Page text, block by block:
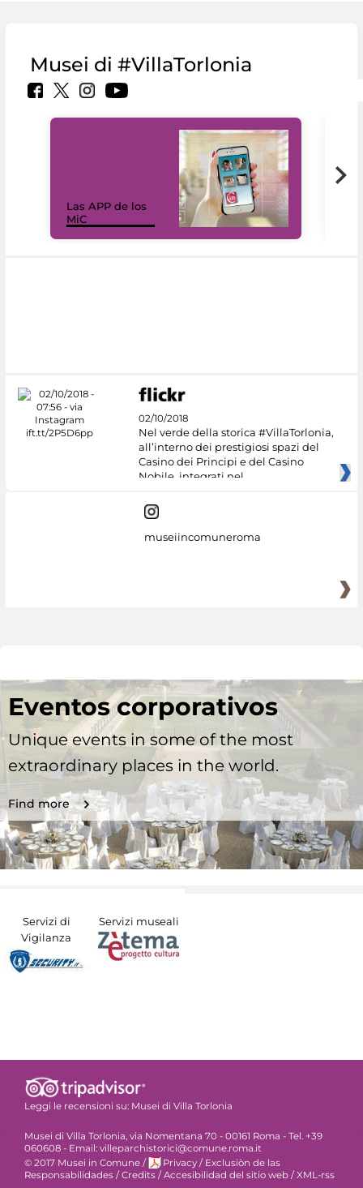
Musei di #VillaTorlonia
Las APP de los
MiC
02/10/2018
Nel verde della storica #VillaTorlonia,
all’interno dei prestigiosi spazi del
Casino dei Principi e del Casino
Nobile, integrati nel
museiincomuneroma
Eventos corporativos
Unique events in some of the most
extraordinary places in the world.
Find more
Servizi di
Vigilanza
Servizi museali
Leggi le recensioni su: Musei di Villa Torlonia
Musei di Villa Torlonia, via Nomentana 70 - 00161 Roma - Tel. +39
060608 - Email: villeparchistorici@comune.roma.it
© 2017 Musei in Comune / Privacy / Exclusiòn de las
Responsabilidades /Credits /Accesibilidad del sitio web /XML-rss